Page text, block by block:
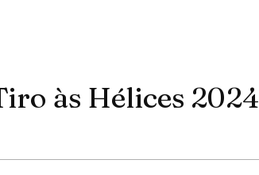
às Hélices 2024